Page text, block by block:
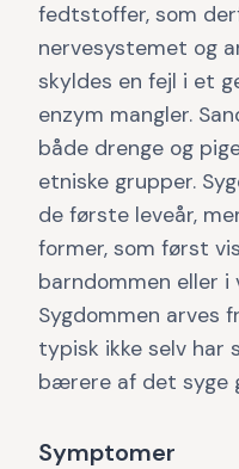
fedtstoffer, som
nervesystemet og
skyldes en fejl i et
enzym mangler.
både drenge og
etniske grupper.
de første leveår,
former, som først
barndommen eller i
Sygdommen arves
typisk ikke selv har
bærere af det syge
Symptomer